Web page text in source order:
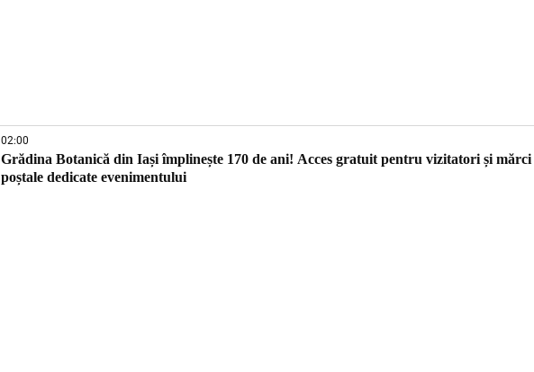
02:00
Grădina Botanică din Iași împlinește 170 de ani! Acces gratuit pentru vizitatori și mărci
poștale dedicate evenimentului